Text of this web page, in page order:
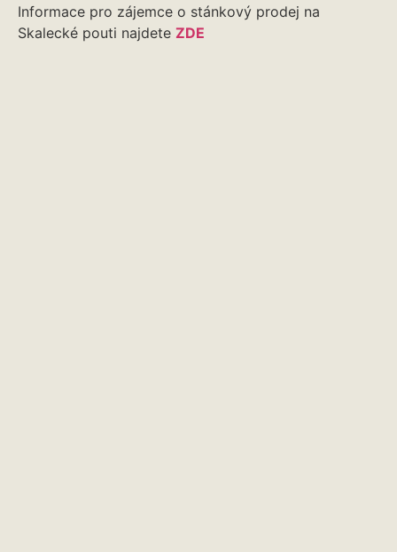
Informace pro zájemce o stánkový prodej na
Skalecké pouti najdete ZDE